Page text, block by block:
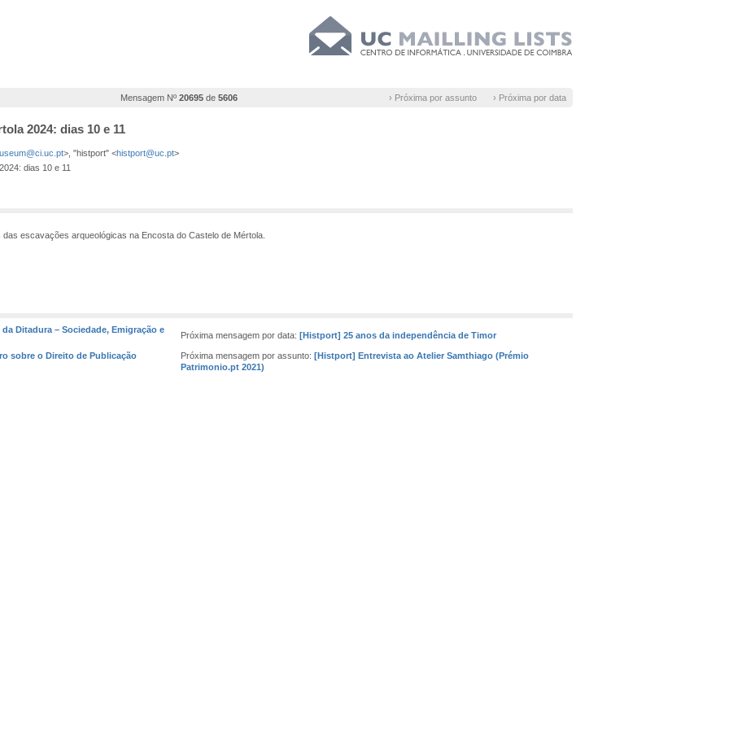
Mensagem Nº 20695 de 5606 › Próxima por assunto › Próxima por data
2024: dias 10 e 11
>, "histport" <histport@uc.pt>
dias 10 e 11
escavações arqueológicas na Encosta do Castelo de Mértola.
Ditadura – Sociedade, Emigração e
Próxima mensagem por data: [Histport] 25 anos da independência de Timor
sobre o Direito de Publicação
Próxima mensagem por assunto: [Histport] Entrevista ao Atelier Samthiago (Prémio
Patrimonio.pt 2021)